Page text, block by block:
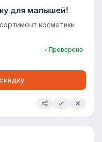
для малышей!
косметики
Проверено